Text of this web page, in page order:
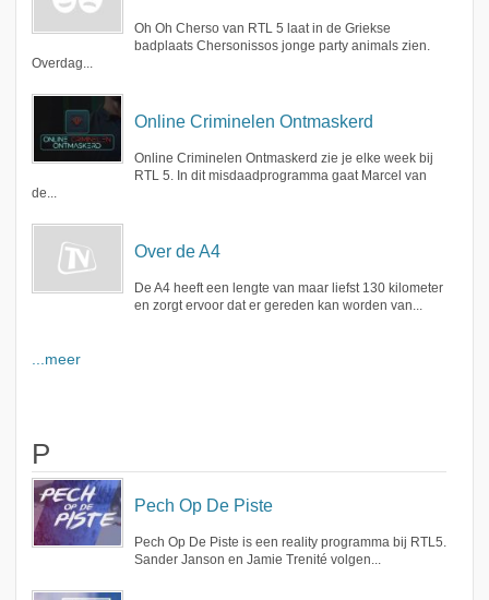
Oh Oh Cherso van RTL 5 laat in de Griekse
badplaats Chersonissos jonge party animals zien.
Overdag...
Online Criminelen Ontmaskerd
Online Criminelen Ontmaskerd zie je elke week bij
RTL 5. In dit misdaadprogramma gaat Marcel van
de...
Over de A4
De A4 heeft een lengte van maar liefst 130 kilometer
en zorgt ervoor dat er gereden kan worden van...
...meer
P
Pech Op De Piste
Pech Op De Piste is een reality programma bij RTL5.
Sander Janson en Jamie Trenité volgen...